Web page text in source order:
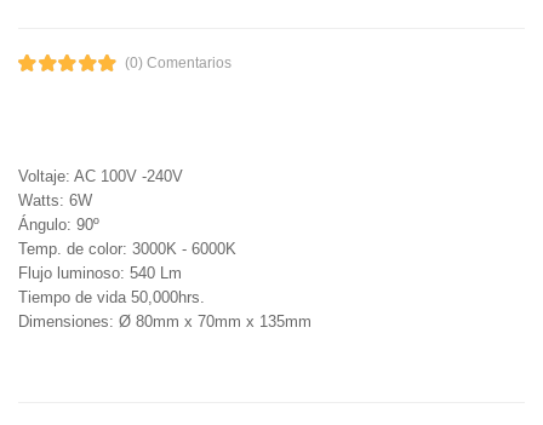
(0) Comentarios
Voltaje: AC 100V -240V
Watts: 6W
Ángulo: 90º
Temp. de color: 3000K - 6000K
Flujo luminoso: 540 Lm
Tiempo de vida 50,000hrs.
Dimensiones: Ø 80mm x 70mm x 135mm